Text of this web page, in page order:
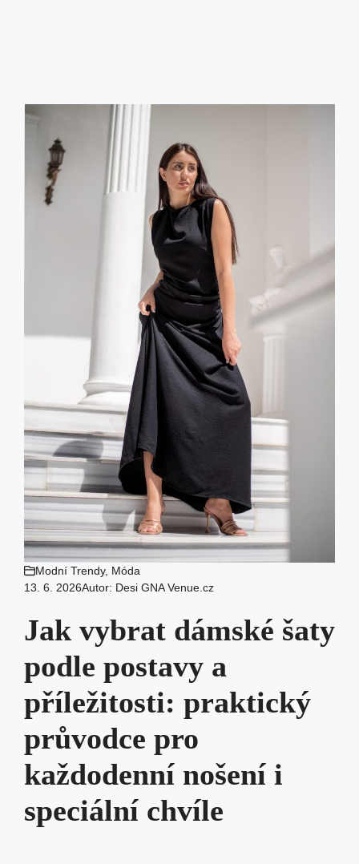
Modní Trendy, Móda
13. 6. 2026Autor: Desi GNA Venue.cz
Jak vybrat dámské šaty
podle postavy a
příležitosti: praktický
průvodce pro
každodenní nošení i
speciální chvíle